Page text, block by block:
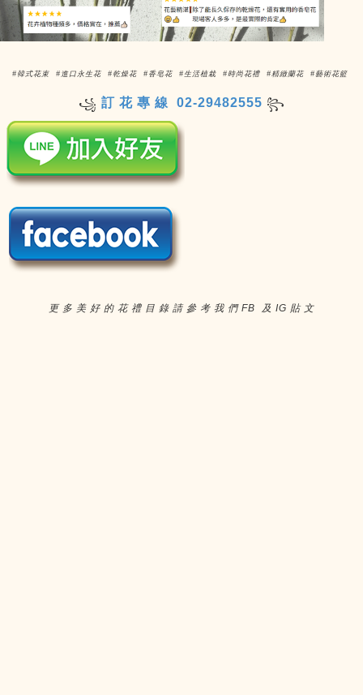
#韓式花束 #進口永生花 #乾燥花 #香皂花 #生活植栽 #時尚花禮 #精緻蘭花 #藝術花籃
꧁ 訂 花 專 線 02-29482555 ꧂
更 多 美 好 的 花 禮 目 錄 請 參 考 我 們 FB 及 IG 貼 文